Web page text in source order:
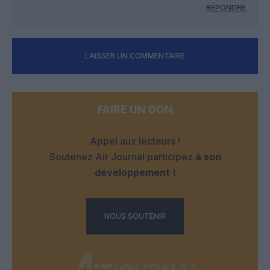
RÉPONDRE
LAISSER UN COMMENTAIRE
FAIRE UN DON
Appel aux lecteurs !
Soutenez Air Journal participez à son
développement !
NOUS SOUTENIR